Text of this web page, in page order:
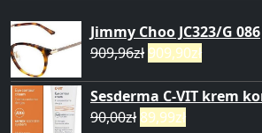
Jimmy Choo JC323/G 086
909,96zł 909,90zł
Sesderma C-VIT krem
90,00zł 89,99zł